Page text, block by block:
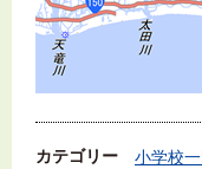
カテゴリー 小学校